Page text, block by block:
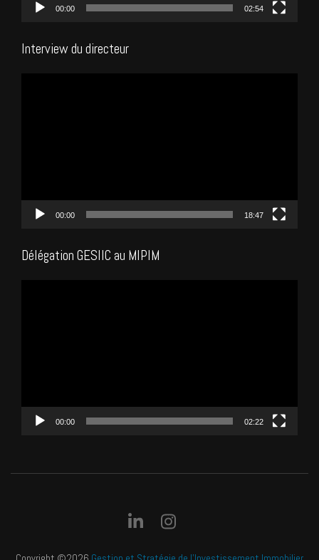
00:00 02:54
Interview du directeur
00:00 18:47
Délégation GESIIC au MIPIM
00:00 02:22